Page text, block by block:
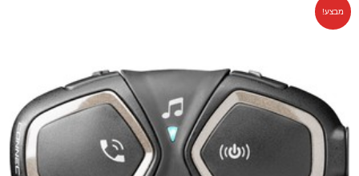
מבצע!